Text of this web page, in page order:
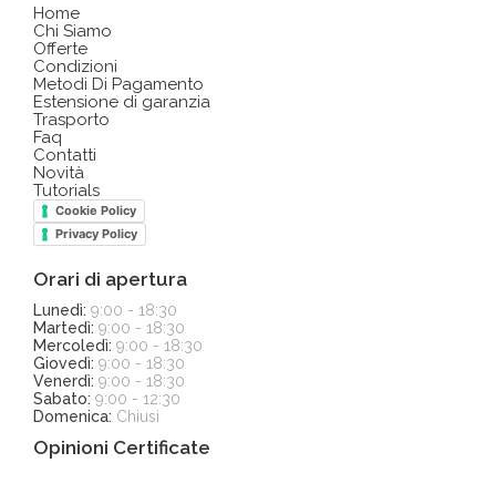
Home
Chi Siamo
Offerte
Condizioni
Metodi Di Pagamento
Estensione di garanzia
Trasporto
Faq
Contatti
Novità
Tutorials
Cookie Policy
Privacy Policy
Orari di apertura
Lunedì: 9:00 - 18:30
Martedì: 9:00 - 18:30
Mercoledì: 9:00 - 18:30
Giovedì: 9:00 - 18:30
Venerdì: 9:00 - 18:30
Sabato: 9:00 - 12:30
Domenica: Chiusi
Opinioni Certificate